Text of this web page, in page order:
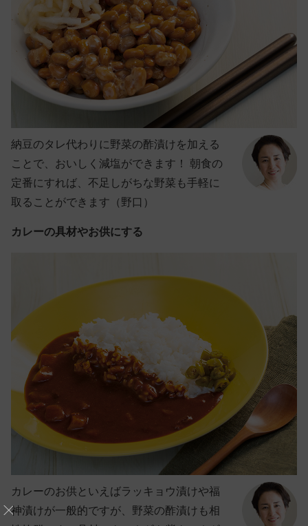
納豆のタレ代わりに野菜の酢漬けを加える
ことで、おいしく減塩ができます！ 朝食の
定番にすれば、不足しがちな野菜も手軽に
取ることができます（野口）
カレーの具材やお供にする
カレーのお供といえばラッキョウ漬けや福
神漬けが一般的ですが、野菜の酢漬けも相